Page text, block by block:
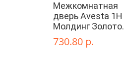
Межкомнатная
дверь Avesta 1H
Молдинг Золото
глухая
730.80 р.